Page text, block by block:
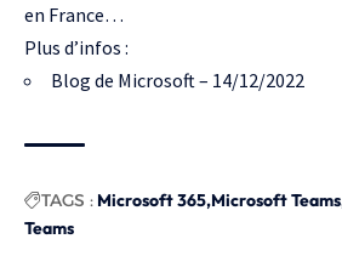
en France…
Plus d’infos :
Blog de Microsoft – 14/12/2022
TAGS : Microsoft 365 Microsoft Teams
Teams